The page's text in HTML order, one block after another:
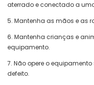
aterrado e conectado a
5. Mantenha as mãos e as
6. Mantenha crianças e
equipamento.
7. Não opere o
defeito.